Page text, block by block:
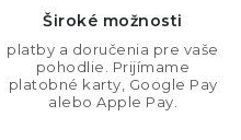
Široké možnosti
platby a doručenia pre vaše
pohodlie. Prijímame
platobné karty, Google Pay
alebo Apple Pay.